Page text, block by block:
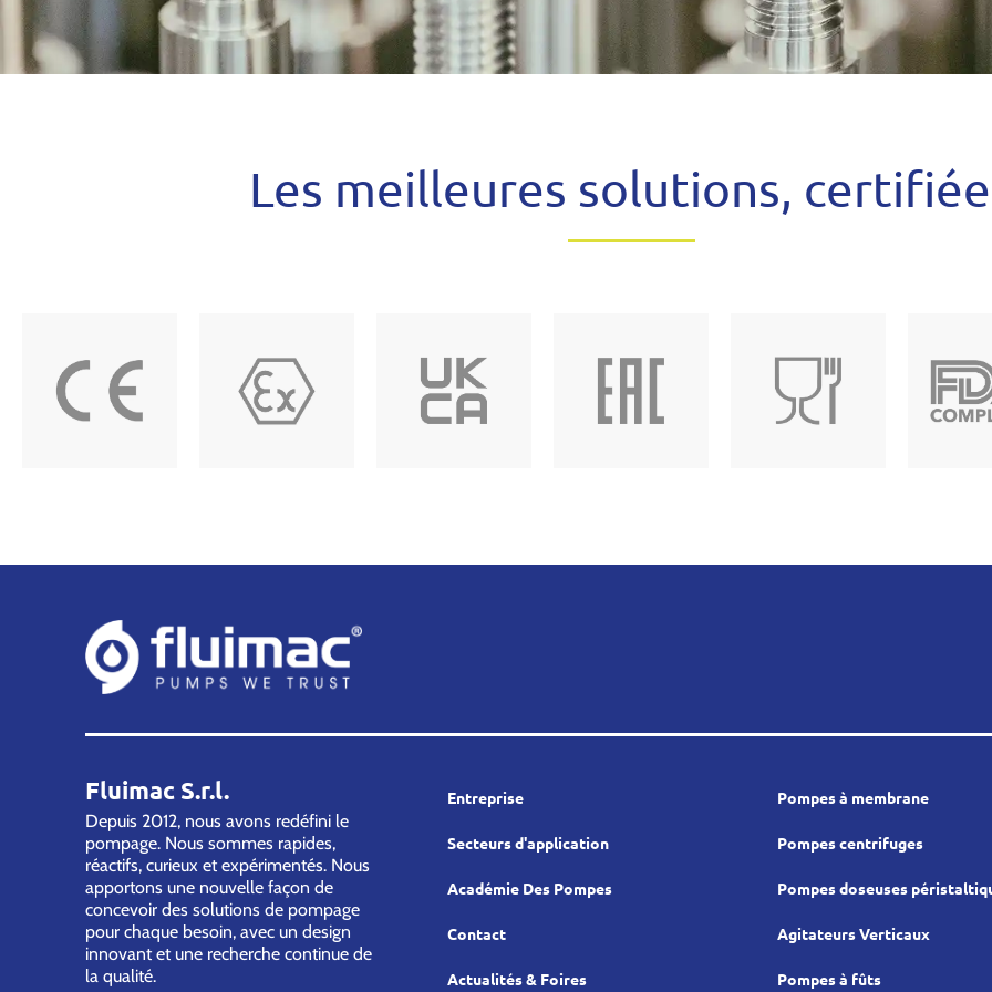
Les meilleures solutions,
Fluimac S.r.l.
Depuis 2012, nous avons redéfini le
pompage. Nous sommes rapides,
réactifs, curieux et expérimentés. Nous
apportons une nouvelle façon de
concevoir des solutions de pompage
pour chaque besoin, avec un design
innovant et une recherche continue de
la qualité.
Entreprise
Secteurs d'application
Académie Des Pompes
Contact
Actualités & Foires
Pompes à membrane
Pompes centrifuges
Pompes doseuses
Agitateurs Verticaux
Pompes à fûts